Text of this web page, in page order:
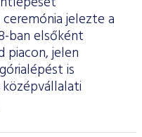
jelezte a
ban elsőként
piacon, jelen
is